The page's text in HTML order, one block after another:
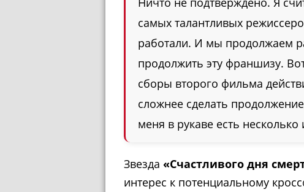
самых талантливых
работали. И мы продолжаем
продолжить эту франшизу.
сборы второго фильма
сложнее сделать
меня в рукаве есть несколько
Звезда «Счастливого дня
интерес к потенциальному